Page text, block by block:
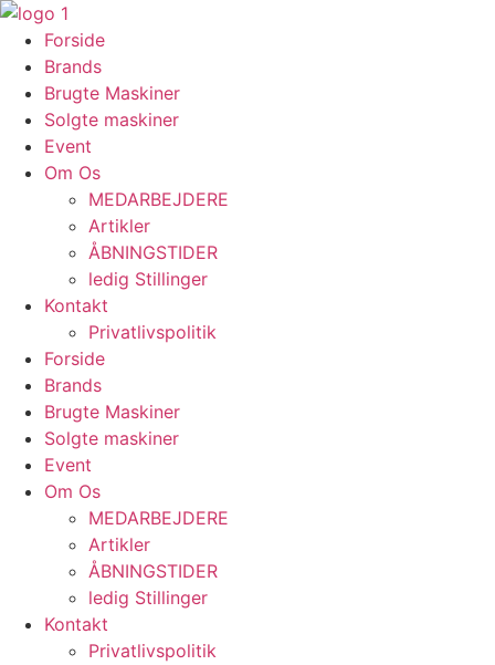
Videre
indhold
Forside
Brands
Brugte Maskiner
Solgte maskiner
Event
Om Os
MEDARBEJDERE
Artikler
ÅBNINGSTIDER
ledig Stillinger
Kontakt
Privatlivspolitik
Forside
Brands
Brugte Maskiner
Solgte maskiner
Event
Om Os
MEDARBEJDERE
Artikler
ÅBNINGSTIDER
ledig Stillinger
Kontakt
Privatlivspolitik